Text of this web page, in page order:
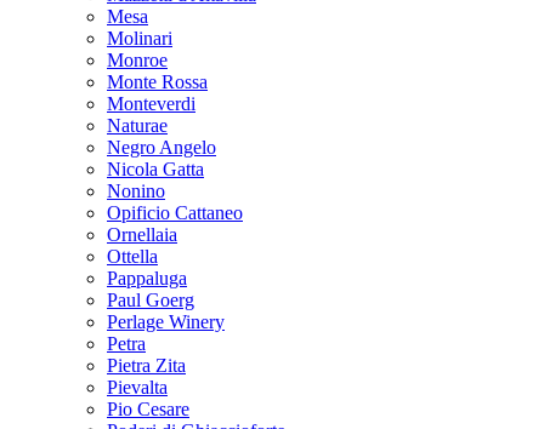
Mesa
Molinari
Monroe
Monte Rossa
Monteverdi
Naturae
Negro Angelo
Nicola Gatta
Nonino
Opificio Cattaneo
Ornellaia
Ottella
Pappaluga
Paul Goerg
Perlage Winery
Petra
Pietra Zita
Pievalta
Pio Cesare